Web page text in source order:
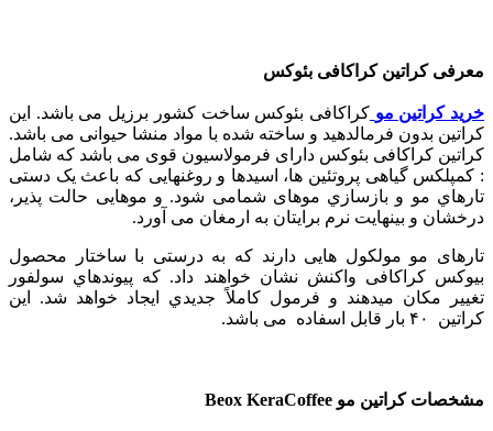
معرفی کراتین کراکافی بئوکس
خرید کراتین مو کراکافی بئوکس ساخت کشور برزیل می باشد. این
کراتین بدون فرمالدهید و ساخته شده با مواد منشا حیوانی می باشد.
کراتین کراکافی بئوکس دارای فرمولاسیون قوی می باشد که شامل
: کمپلکس گیاهی پروتئین ها، اسیدها و روغنهایی که باعث یک دستی
تارهاي مو و بازسازي موهای شمامی شود. و موهایی حالت پذیر،
درخشان و بینهایت نرم برايتان به ارمغان می آورد.
تارهای مو مولکول هایی دارند که به درستی با ساختار محصول
بیوکس کراکافی واکنش نشان خواهند داد. که پیوندهاي سولفور
تغییر مکان میدهند و فرمول کاملاً جدیدي ایجاد خواهد شد.
این
کراتین ۴۰ بار قابل اسفاده می باشد.
مشخصات کراتین مو Beox KeraCoffee